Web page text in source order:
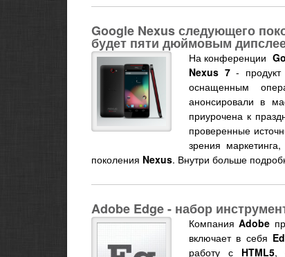
Google Nexus следующего
будет пяти дюймовым
На конференции
Nexus 7- продукт
оснащенным
анонсировали в
приурочена к
проверенные
зрения
поколения Nexus. Внутри больше
Adobe Edge - набор
КомпанияAdobe
включает в себя
работу с HTML5,